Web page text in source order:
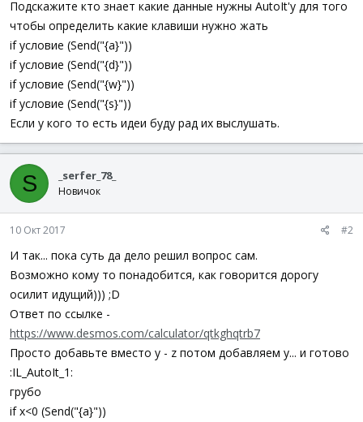
Подскажите кто знает какие данные нужны AutoIt'у для того
чтобы определить какие клавиши нужно жать
if условие (Send("{a}"))
if условие (Send("{d}"))
if условие (Send("{w}"))
if условие (Send("{s}"))
Если у кого то есть идеи буду рад их выслушать.
S _serfer_78_
Новичок
10 Окт 2017 #2
И так... пока суть да дело решил вопрос сам.
Возможно кому то понадобится, как говорится дорогу
осилит идущий))) ;D
Ответ по ссылке -
https://www.desmos.com/calculator/qtkghqtrb7
Просто добавьте вместо y - z потом добавляем y... и готово
:IL_AutoIt_1:
грубо
if x<0 (Send("{a}"))